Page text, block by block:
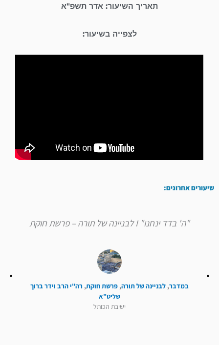
תאריך השיעור: אדר תשפ"א
לצפייה בשיעור:
שיעורים אחרונים:
"ה' בדד ינחנו" I לבניינה של תורה – פרשת חוקת
במדבר, לבניינה של תורה, פרשת חוקת, רה"י הרב וידר ברוך
שליט"א
ישיבת הכותל